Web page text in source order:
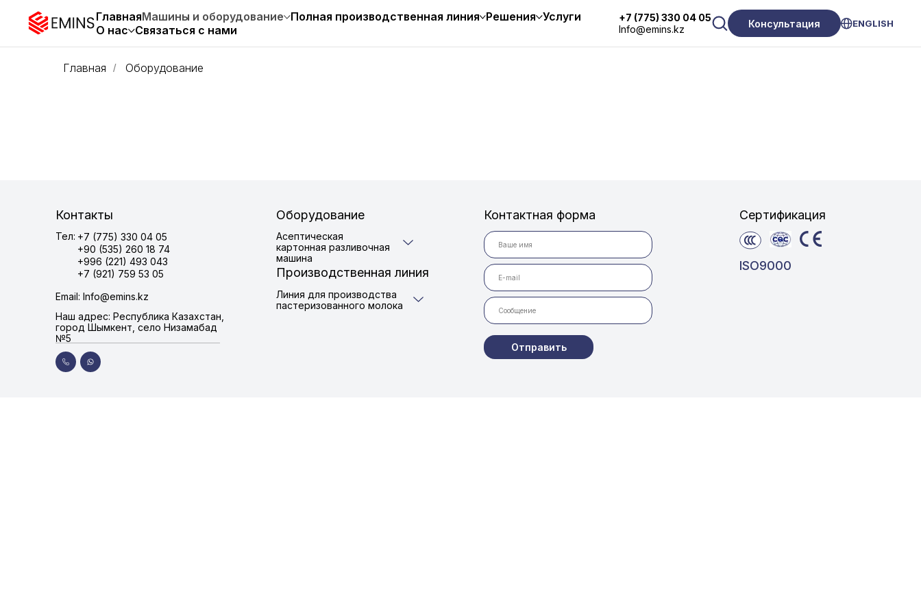
ГлавнаяМашины и оборудование Полная производственная линия Решения Услуги
О нас Связаться с нами
+7 (775) 330 04 05
Info@emins.kz
Консультация ENGLISH
Главная / Оборудование
+7 (775) 330 04 05
+90 (535) 260 18 74
+996 (221) 493 043
+7 (921) 759 53 05
Наш адрес: Республика Казахстан,
город Шымкент, село Низамабад
№5
Линия для производства
пастеризованного молока
Асептическая
картонная разливочная
машина
Email: Info@emins.kz
Тел:
Производственная линия ISO9000
Сертификация
Контактная форма
Оборудование
Контакты
Отправить